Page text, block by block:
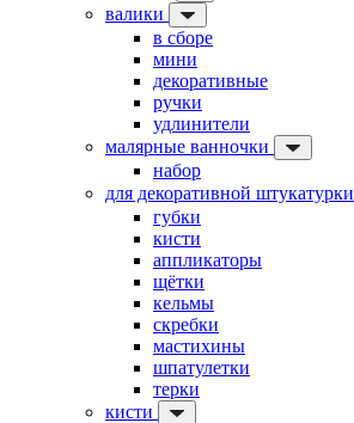
валики
в сборе
мини
декоративные
ручки
удлинители
малярные ванночки
набор
для декоративной штукатурки
губки
кисти
аппликаторы
щётки
кельмы
скребки
мастихины
шпатулетки
терки
кисти